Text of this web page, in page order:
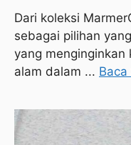
Dari koleksi
sebagai pilihan
yang menginginkan
alam dalam ... Baca